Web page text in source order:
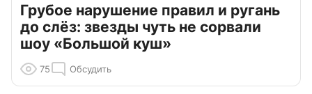
Грубое нарушение правил и ругань
до слёз: звезды чуть не сорвали
шоу «Большой куш»
75 Обсудить